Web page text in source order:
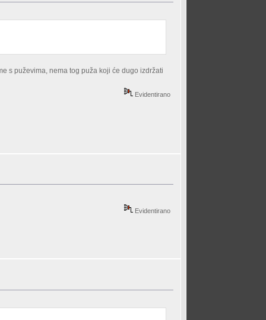
s puževima, nema tog puža koji će dugo izdržati
Evidentirano
Evidentirano